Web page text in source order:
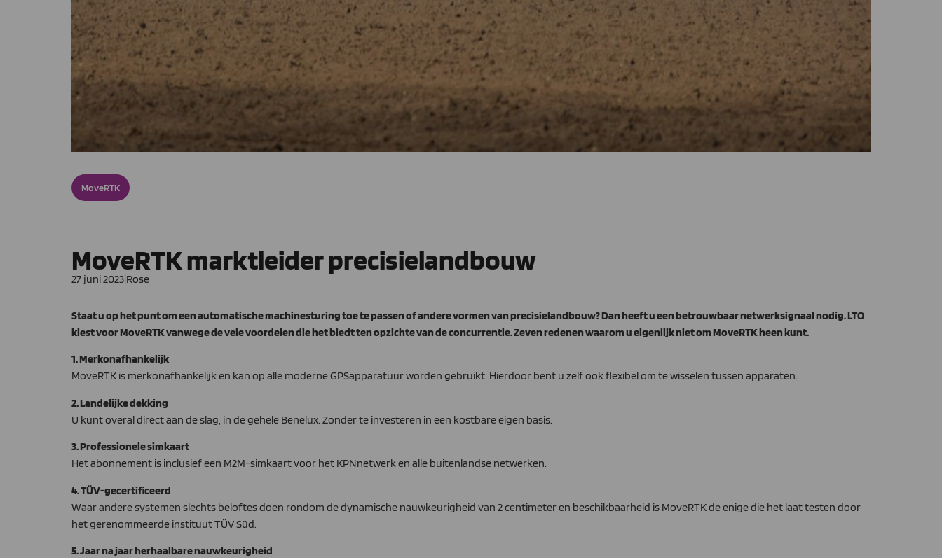
MoveRTK
MoveRTK marktleider precisielandbouw
27 juni 2023|Rose
Staat u op het punt om een automatische machinesturing toe te passen of andere vormen van precisielandbouw? Dan heeft u een betrouwbaar netwerksignaal nodig. LTO
kiest voor MoveRTK vanwege de vele voordelen die het biedt ten opzichte van de concurrentie. Zeven redenen waarom u eigenlijk niet om MoveRTK heen kunt.
1. Merkonafhankelijk
MoveRTK is merkonafhankelijk en kan op alle moderne GPSapparatuur worden gebruikt. Hierdoor bent u zelf ook flexibel om te wisselen tussen apparaten.
2. Landelijke dekking
U kunt overal direct aan de slag, in de gehele Benelux. Zonder te investeren in een kostbare eigen basis.
3. Professionele simkaart
Het abonnement is inclusief een M2M-simkaart voor het KPNnetwerk en alle buitenlandse netwerken.
4. TÜV-gecertificeerd
Waar andere systemen slechts beloftes doen rondom de dynamische nauwkeurigheid van 2 centimeter en beschikbaarheid is MoveRTK de enige die het laat testen door
het gerenommeerde instituut TÜV Süd.
5. Jaar na jaar herhaalbare nauwkeurigheid